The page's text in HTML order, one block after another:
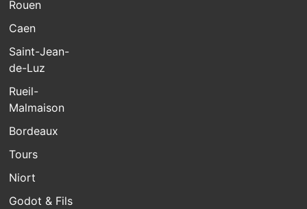
Rouen
Caen
Saint-Jean-
de-Luz
Rueil-
Malmaison
Bordeaux
Tours
Niort
Godot & Fils